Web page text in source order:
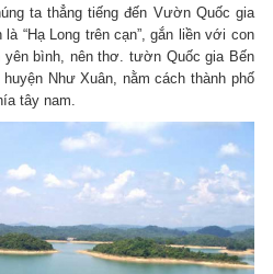
ta thẳng tiếng đến Vườn Quốc gia
“Hạ Long trên cạn”, gắn liền với con
yên bình, nên thơ. tườn Quốc gia Bến
Như Xuân, nằm cách thành phố
tây nam.